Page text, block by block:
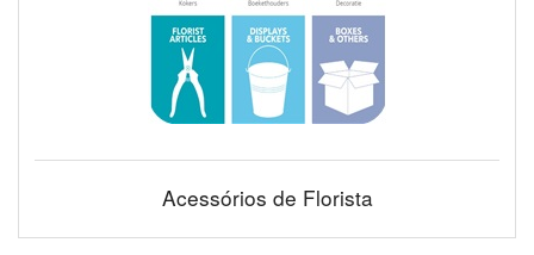
Acessórios de Florista